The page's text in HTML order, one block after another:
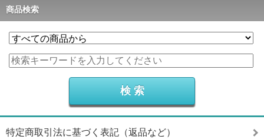
商品検索
特定商取引法に基づく表記（返品など）